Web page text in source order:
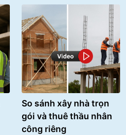
So sánh xây nhà trọn
gói và thuê thầu nhân
công riêng